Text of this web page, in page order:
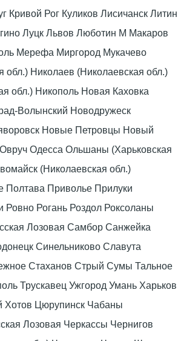
Кривой Рог Куликов Лисичанск Литин
Луцк Львов Люботин М Макаров
Мерефа Миргород Мукачево
обл.) Николаев (Николаевская обл.)
обл.) Никополь Новая Каховка
Волынский Новодружеск
Новые Петровцы Новый
Одесса Ольшаны (Харьковская
(Николаевская обл.)
Полтава Приволье Прилуки
Ровно Рогань Роздол Роксоланы
Лозовая Самбор Санжейка
Синельниково Славута
Стаханов Стрый Сумы Тальное
Трускавец Ужгород Умань Харьков
Хотов Цюрупинск Чабаны
Лозовая Черкассы Чернигов